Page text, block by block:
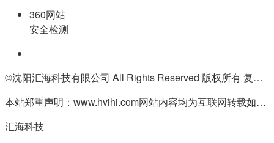
360网站
安全检测
©沈阳汇海科技有限公司 All Rights Reserved 版权所有 复制必究
本站郑重声明：www.hvihi.com网站内容均为互联网转载如有侵权请联系QQ:55506560删除
汇海科技